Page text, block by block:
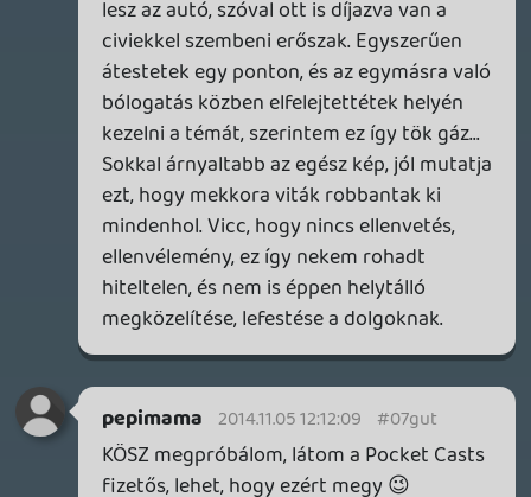
Tommy_Angelo 2014.11.04 21:50:36 #07guo
Kiveve ez a resz! 😞
2014.11.04 15:21:59
Warhawk 2014.11.04 15:21:59 #07gun
Ezt a linket lődd be a podcast
alkalmazásodhoz, itt felkerülnek az új
részek:
gamer365.hu
pepimama 2014.11.04 15:13:55
Warhawk 2014.11.04 15:21:29 #07gum
bLz 2014.11.03 18:50:41
pepimama 2014.11.04 15:13:55 #07gul